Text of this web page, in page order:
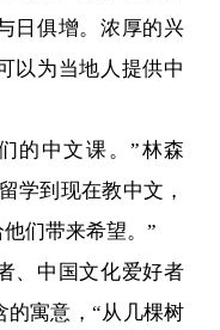
日俱增。浓厚的兴
以为当地人提供中
中文课。”林森
学到现在教中文，
们带来希望。”
中国文化爱好者
的寓意，“从几棵树